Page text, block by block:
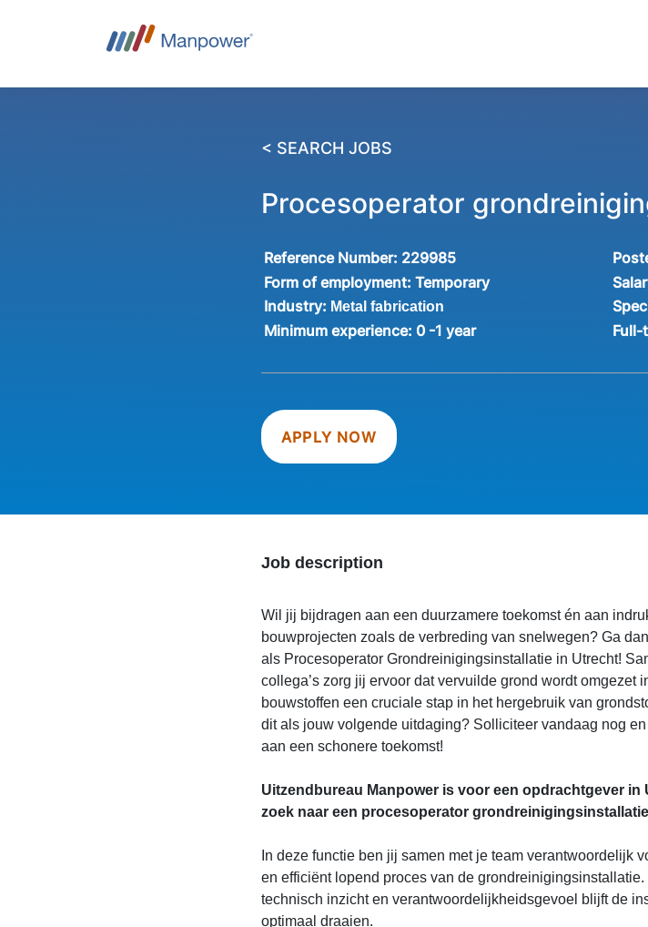
< SEARCH JOBS
Procesoperator
Reference Number: 229985
Form of employment:Temporary
Industry: Metal fabrication
Minimum experience: 0 -1 year Full-
APPLY NOW
Job description
Wil jij bijdragen aan een duurzamere toekomst én aan
bouwprojecten zoals de verbreding van snelwegen? Ga
als Procesoperator Grondreinigingsinstallatie in Utrecht!
collega’s zorg jij ervoor dat vervuilde grond wordt omgezet
bouwstoffen een cruciale stap in het hergebruik van
dit als jouw volgende uitdaging? Solliciteer vandaag nog
aan een schonere toekomst!
Uitzendbureau Manpower is voor een opdrachtgever in
zoek naar een procesoperator
In deze functie ben jij samen met je team verantwoordelijk
en efficiënt lopend proces van de
technisch inzicht en verantwoordelijkheidsgevoel blijft de
optimaal draaien.